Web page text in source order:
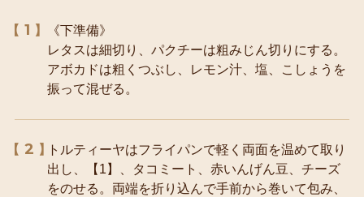
1
《下準備》
レタスは細切り、パクチーは粗みじん切りにする。
アボカドは粗くつぶし、レモン汁、塩、こしょうを
振って混ぜる。
2
トルティーヤはフライパンで軽く両面を温めて取り
出し、【1】、タコミート、赤いんげん豆、チーズ
をのせる。両端を折り込んで手前から巻いて包み、